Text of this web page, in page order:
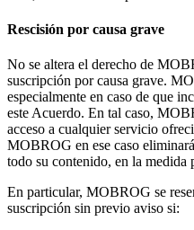
Rescisión por causa grave
No se altera el derecho de
suscripción por causa grave.
especialmente en caso de que
este Acuerdo. En tal caso,
acceso a cualquier servicio
MOBROG en ese caso
todo su contenido, en la medida
En particular, MOBROG se
suscripción sin previo aviso si: